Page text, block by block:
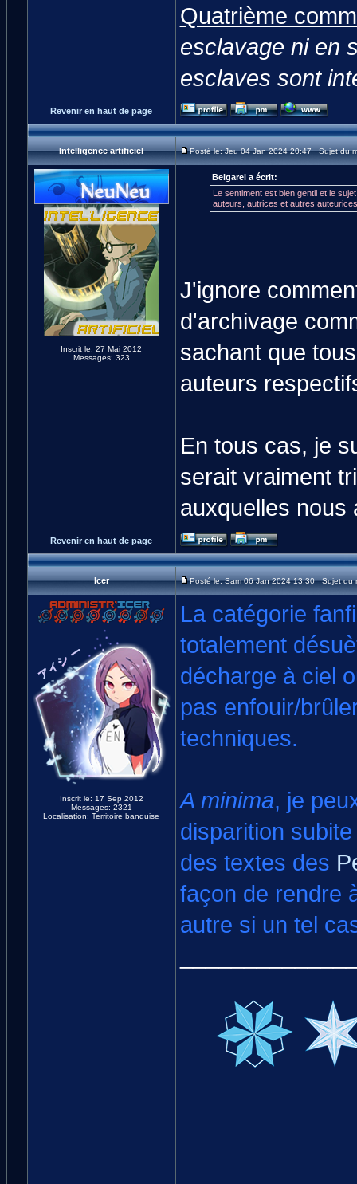
Quatrième
esclavage ni en
esclaves sont
Revenir en haut de page
Intelligence artificiel Posté le: Jeu 04 Jan 2024 20:47 Sujet du
Inscrit le: 27 Mai 2012
Messages: 323
Belgarel a écrit:
Le sentiment est bien gentil et le
auteurs, autrices et autres
J'ignore
d'archivage
sachant que
auteurs
En tous cas, je
serait vraiment
auxquelles nous
Revenir en haut de page
Icer Posté le: Sam 06 Jan 2024 13:30 Sujet du
Inscrit le: 17 Sep 2012
Messages: 2321
Localisation: Territoire banquise
La catégorie
totalement
décharge à ciel
pas enfouir/
techniques.
A minima, je
disparition
des textes des
façon de rendre
autre si un tel